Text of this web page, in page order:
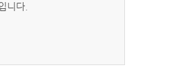
니다.